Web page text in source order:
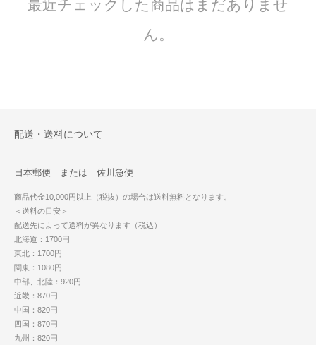
最近チェックした商品はまだありませ
ん。
配送・送料について
日本郵便 または 佐川急便
商品代金10,000円以上（税抜）の場合は送料無料となります。
＜送料の目安＞
配送先によって送料が異なります（税込）
北海道：1700円
東北：1700円
関東：1080円
中部、北陸：920円
近畿：870円
中国：820円
四国：870円
九州：820円